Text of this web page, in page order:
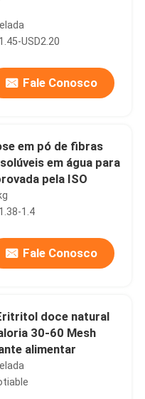
USD2.20
Fale Conosco
em pó de fibras
em água para
pela ISO
1.4
Fale Conosco
doce natural
30-60 Mesh
alimentar